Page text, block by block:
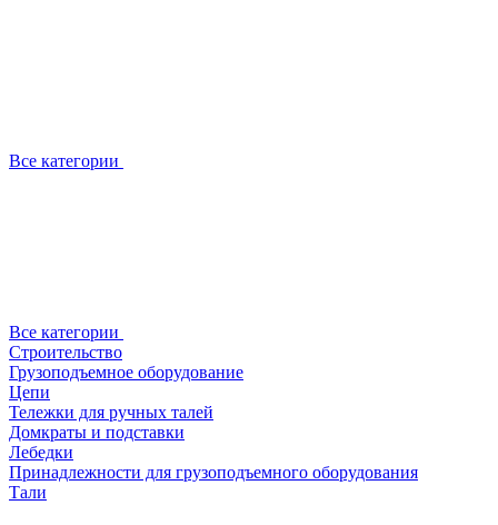
Все категории
Все категории
Строительство
Грузоподъемное оборудование
Цепи
Тележки для ручных талей
Домкраты и подставки
Лебедки
Принадлежности для грузоподъемного оборудования
Тали